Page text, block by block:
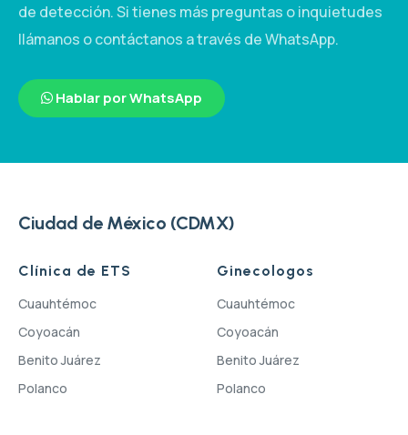
de detección. Si tienes más preguntas o inquietudes
llámanos o contáctanos a través de WhatsApp.
Hablar por WhatsApp
Ciudad de México (CDMX)
Clínica de ETS
Cuauhtémoc
Coyoacán
Benito Juárez
Polanco
Ginecologos
Cuauhtémoc
Coyoacán
Benito Juárez
Polanco